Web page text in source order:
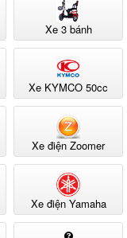
Xe 3 bánh
Xe KYMCO 50cc
Xe điện Zoomer
Xe điện Yamaha